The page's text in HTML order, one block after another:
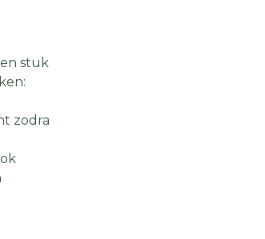
stuk
zodra